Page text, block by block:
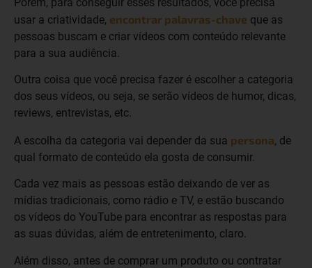
usar a criatividade, encontrar palavras-chave que as
pessoas buscam e criar vídeos com conteúdo relevante
para a sua audiência.
Outra coisa que você precisa fazer é escolher a categoria
dos seus vídeos, ou seja, se serão vídeos de humor, dicas,
reviews, entrevistas, etc.
A escolha da categoria vai depender da sua persona, de
qual formato de conteúdo ela gosta de consumir.
Cada vez mais as pessoas estão deixando de ver as
mídias tradicionais, como rádio e TV, e estão buscando
os vídeos do YouTube para encontrar as respostas para
as suas dúvidas, além de entretenimento, claro.
Além disso, antes de comprar um produto ou contratar